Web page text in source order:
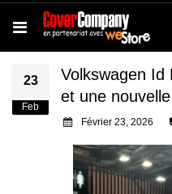
23
Feb
Volkswagen Id
et une
Février 23, 2026